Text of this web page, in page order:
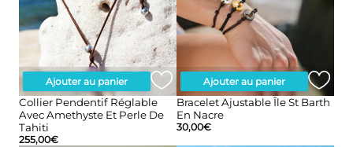
Ajouter au panier
Collier Pendentif Réglable
Avec Amethyste Et Perle De
Tahiti
255,00€
Ajouter au panier
Bracelet Ajustable Île St Barth
En Nacre
30,00€